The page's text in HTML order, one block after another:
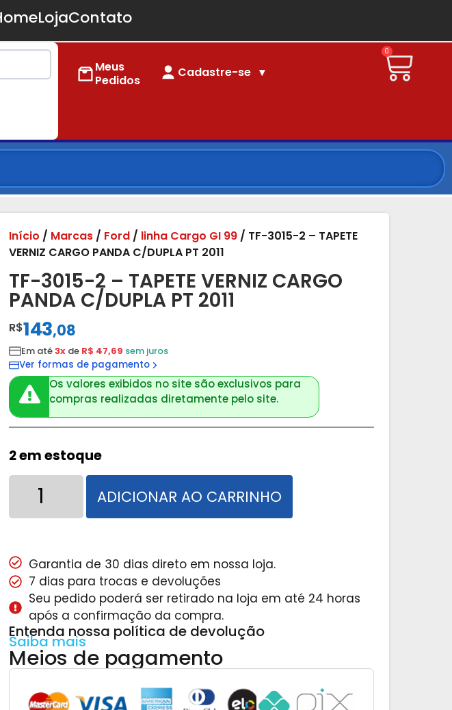
LojaContato
Meus
Pedidos
Cadastre-se
0
TF-3015-2 – TAPETE VERNIZ CARGO
PANDA C/DUPLA PT 2011
Início / Marcas / Ford / linha Cargo GI 99 / TF-3015-2 – TAPETE
VERNIZ CARGO PANDA C/DUPLA PT 2011
R$143,08
Em até3x de R$ 47,69 sem juros
Ver formas de pagamento
Os valores exibidos no site são exclusivos para
compras realizadas diretamente pelo site.
2 em estoque
ADICIONAR AO CARRINHO
Garantia de 30 dias direto em nossa loja.
7 dias para trocas e devoluções
Seu pedido poderá ser retirado na loja em até 24 horas
após a confirmação da compra.
Entenda nossa política de devolução
Saiba mais
Meios de pagamento